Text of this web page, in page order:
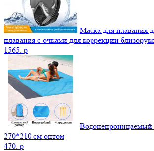
Маска для плавания
плавания с очками для коррекции
1565. p
270*210 см оптом
470. p